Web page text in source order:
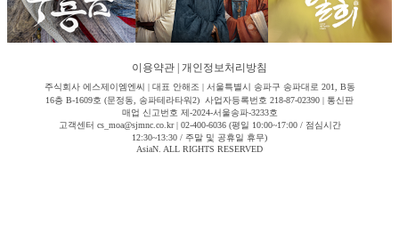
이용약관 개인정보처리방침
주식회사 에스제이엠엔씨 | 대표 안해조 | 서울특별시 송파구 송파대로 201, B동
16층 B-1609호 (문정동, 송파테라타워2) 사업자등록번호 218-87-02390 | 통신판
매업 신고번호 제-2024-서울송파-3233호
고객센터 cs_moa@sjmnc.co.kr | 02-400-6036 (평일 10:00~17:00 / 점심시간
12:30~13:30 / 주말 및 공휴일 휴무)
AsiaN. ALL RIGHTS RESERVED